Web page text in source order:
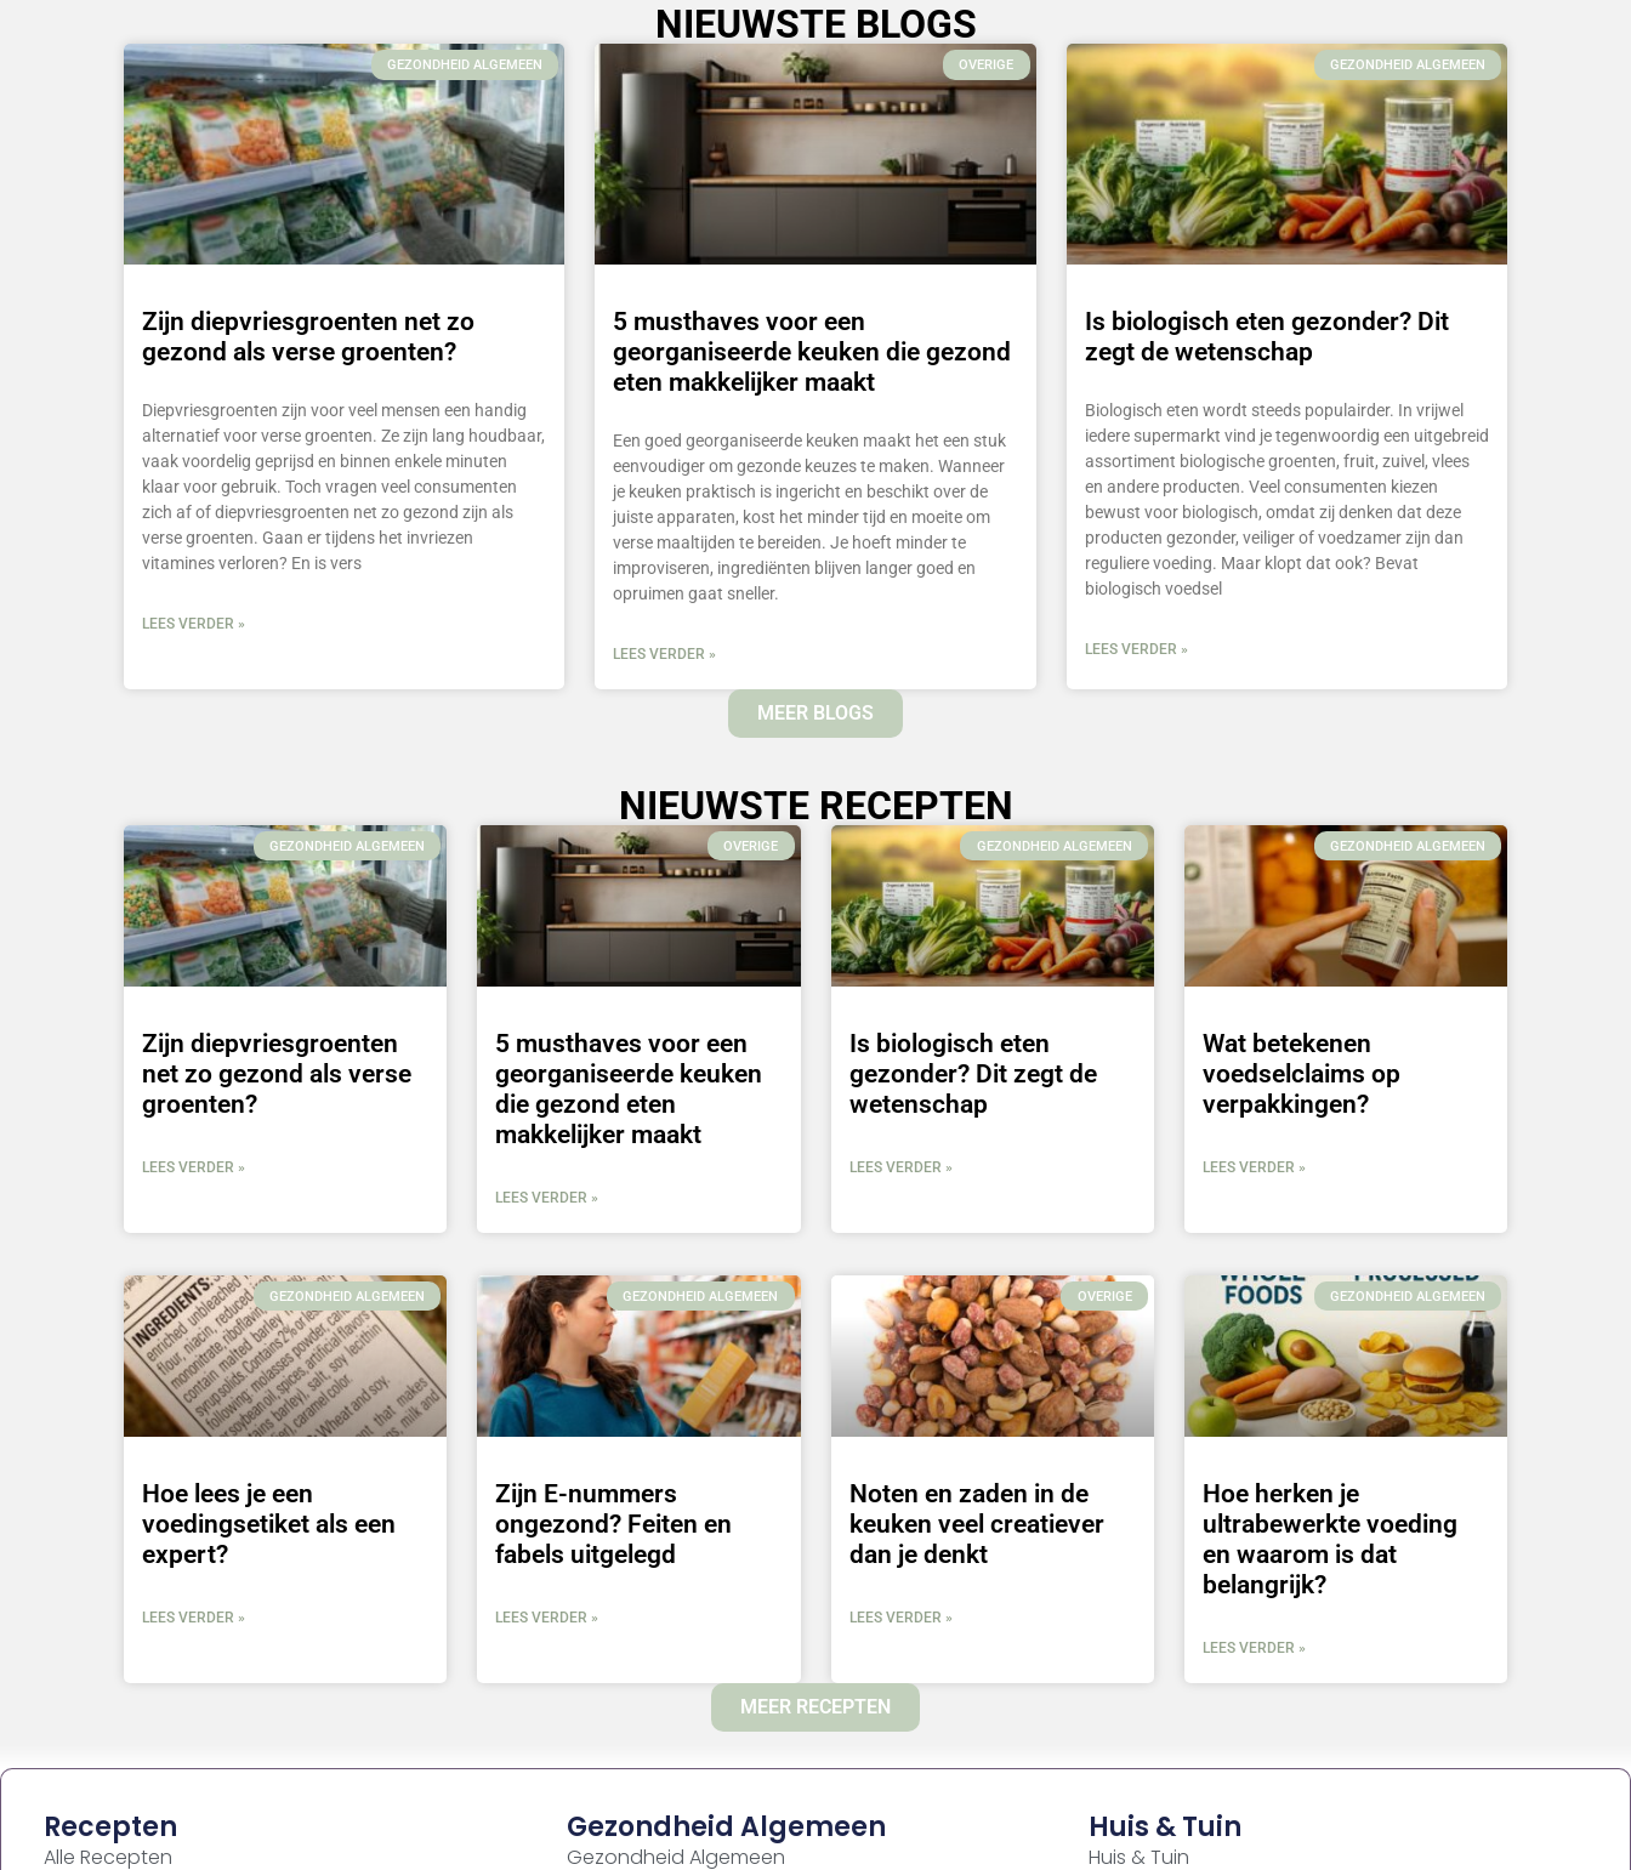
NIEUWSTE BLOGS
GEZONDHEID ALGEMEEN
Zijn diepvriesgroenten net zo
gezond als verse groenten?
Diepvriesgroenten zijn voor veel mensen een handig
alternatief voor verse groenten. Ze zijn lang houdbaar,
vaak voordelig geprijsd en binnen enkele minuten
klaar voor gebruik. Toch vragen veel consumenten
zich af of diepvriesgroenten net zo gezond zijn als
verse groenten. Gaan er tijdens het invriezen
vitamines verloren? En is vers
LEES VERDER »
OVERIGE
5 musthaves voor een
georganiseerde keuken die gezond
eten makkelijker maakt
Een goed georganiseerde keuken maakt het een stuk
eenvoudiger om gezonde keuzes te maken. Wanneer
je keuken praktisch is ingericht en beschikt over de
juiste apparaten, kost het minder tijd en moeite om
verse maaltijden te bereiden. Je hoeft minder te
improviseren, ingrediënten blijven langer goed en
opruimen gaat sneller.
LEES VERDER »
GEZONDHEID ALGEMEEN
Is biologisch eten gezonder? Dit
zegt de wetenschap
Biologisch eten wordt steeds populairder. In vrijwel
iedere supermarkt vind je tegenwoordig een uitgebreid
assortiment biologische groenten, fruit, zuivel, vlees
en andere producten. Veel consumenten kiezen
bewust voor biologisch, omdat zij denken dat deze
producten gezonder, veiliger of voedzamer zijn dan
reguliere voeding. Maar klopt dat ook? Bevat
biologisch voedsel
LEES VERDER »
MEER BLOGS
NIEUWSTE RECEPTEN
GEZONDHEID ALGEMEEN
Zijn diepvriesgroenten
net zo gezond als verse
groenten?
LEES VERDER »
OVERIGE
5 musthaves voor een
georganiseerde keuken
die gezond eten
makkelijker maakt
LEES VERDER »
GEZONDHEID ALGEMEEN
Is biologisch eten
gezonder? Dit zegt de
wetenschap
LEES VERDER »
GEZONDHEID ALGEMEEN
Wat betekenen
voedselclaims op
verpakkingen?
LEES VERDER »
GEZONDHEID ALGEMEEN
Hoe lees je een
voedingsetiket als een
expert?
LEES VERDER »
GEZONDHEID ALGEMEEN
Zijn E-nummers
ongezond? Feiten en
fabels uitgelegd
LEES VERDER »
OVERIGE
Noten en zaden in de
keuken veel creatiever
dan je denkt
LEES VERDER »
GEZONDHEID ALGEMEEN
Hoe herken je
ultrabewerkte voeding
en waarom is dat
belangrijk?
LEES VERDER »
MEER RECEPTEN
Recepten
Alle Recepten
Gezondheid Algemeen
Gezondheid Algemeen
Huis & Tuin
Huis & Tuin